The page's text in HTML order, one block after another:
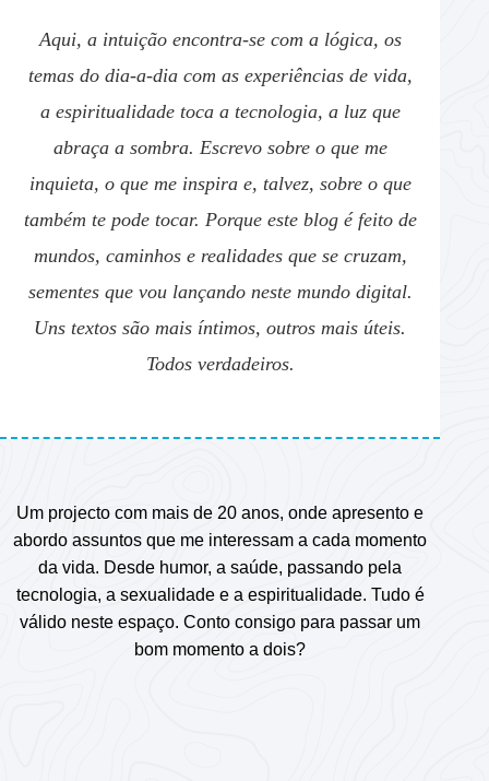
Aqui, a intuição encontra-se com a lógica, os
temas do dia-a-dia com as experiências de vida,
a espiritualidade toca a tecnologia, a luz que
abraça a sombra. Escrevo sobre o que me
inquieta, o que me inspira e, talvez, sobre o que
também te pode tocar. Porque este blog é feito de
mundos, caminhos e realidades que se cruzam,
sementes que vou lançando neste mundo digital.
Uns textos são mais íntimos, outros mais úteis.
Todos verdadeiros.
Um projecto com mais de 20 anos, onde apresento e
abordo assuntos que me interessam a cada momento
da vida. Desde humor, a saúde, passando pela
tecnologia, a sexualidade e a espiritualidade. Tudo é
válido neste espaço. Conto consigo para passar um
bom momento a dois?